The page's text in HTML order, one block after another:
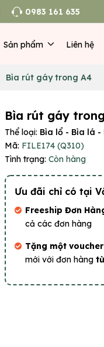
0983 161 635
Sản phẩm Liên hệ
Bìa rút gáy trong A4
Bìa rút gáy
Thể loại: Bìa lổ - Bìa lá
Mã: FILE174 (Q310)
Tình trạng: Còn hàng
Ưu đãi chỉ có tại
Freeship Đơn
cả các đơn hàng
Tặng một
mới với đơn hàng